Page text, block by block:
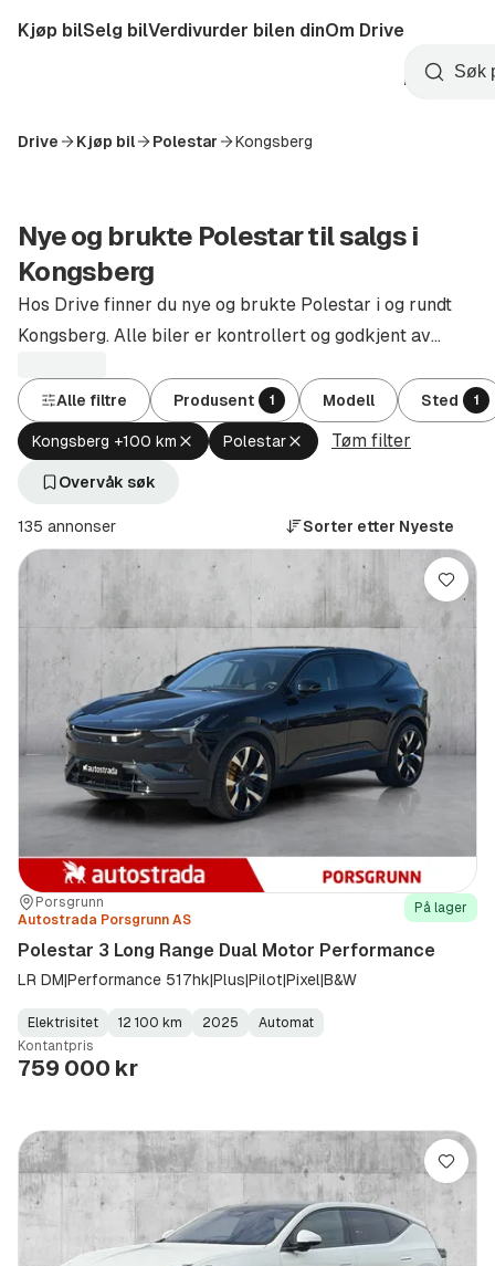
til
Startside
Kjøp bilSelg bilVerdivurder bilen dinOm Drive
Opprett
konto
Søk
Drive Kjøp bil Polestar Kongsberg
Nye og brukte Polestar til salgs i
Kongsberg
Hos Drive finner du nye og brukte Polestar i og rundt
Kongsberg. Alle biler er kontrollert og godkjent av
Alle filtre Produsent 1 Modell Sted 1
Kongsberg +100 km Fjern
aktivt
Polestar Fjern
aktivt
(Produsent)
Tøm filter
Overvåk søk
135 annonser Sorter etter Nyeste
Sted:Porsgrunn
Forhandler:
Autostrada Porsgrunn AS
På lager
Polestar 3 Long Range Dual Motor Performance
LR DM|Performance 517hk|Plus|Pilot|Pixel|B&W
Fuel
Type:
Elektrisitet
Kilometerstand:
12 100 km
Model
Year:
2025
Gearbox
Type:
Automat
Kontantpris
759 000 kr
Lagre
Lagre